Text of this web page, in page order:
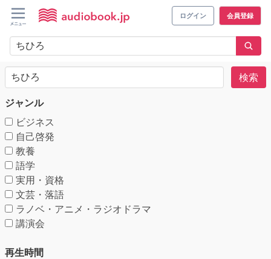
ログイン 会員登録
検索
ジャンル
ビジネス
自己啓発
教養
語学
実用・資格
文芸・落語
ラノベ・アニメ・ラジオドラマ
講演会
再生時間